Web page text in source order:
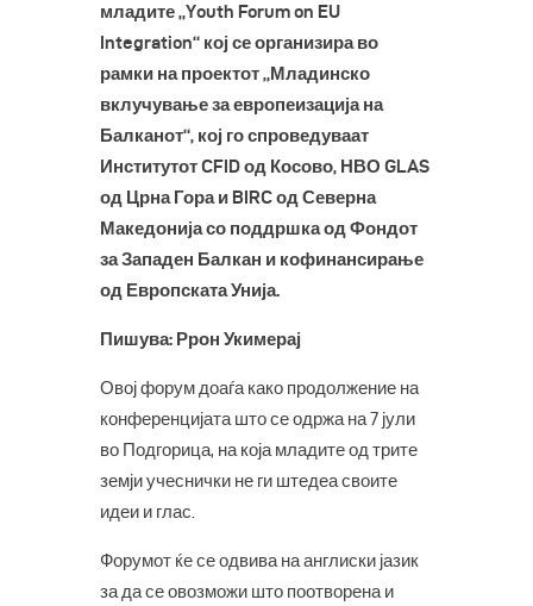
младите „Youth Forum on EU
Integration“ кој се организира во
рамки на проектот „Младинско
вклучување за европеизација на
Балканот“, кој го спроведуваат
Институтот CFID од Косово, НВО GLAS
од Црна Гора и BIRC од Северна
Македонија со поддршка од Фондот
за Западен Балкан и кофинансирање
од Европската Унија.
Пишува: Ррон Укимерај
Овој форум доаѓа како продолжение на
конференцијата што се одржа на 7 јули
во Подгорица, на која младите од трите
земји учеснички не ги штедеа своите
идеи и глас.
Форумот ќе се одвива на англиски јазик
за да се овозможи што поотворена и